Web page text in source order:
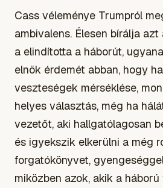
Cass véleménye Trumpról
ambivalens. Élesen bírálja
a elindította a háborút,
elnök érdemét abban, hogy
veszteségek mérséklése,
helyes választás, még ha
vezetőt, aki hallgatólagosan
és igyekszik elkerülni a még
forgatókönyvet,
miközben azok, akik a